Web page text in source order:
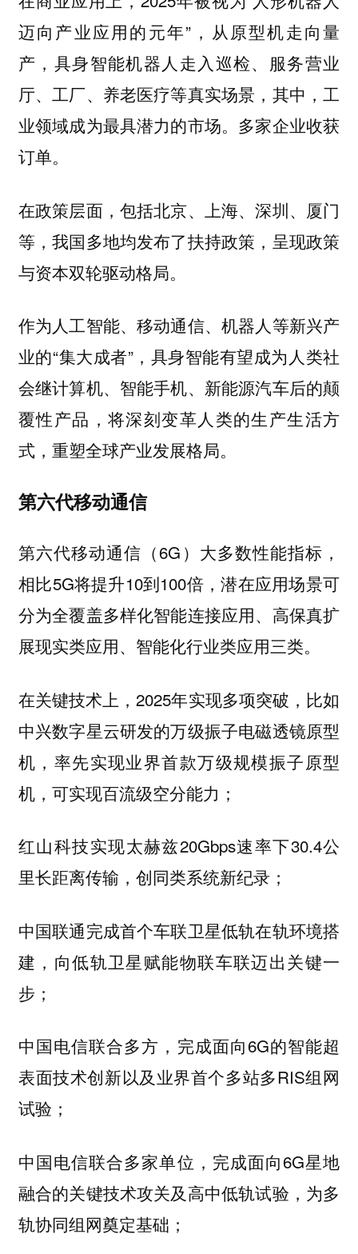
迈向产业应用的元年”，从原型机走向量
产，具身智能机器人走入巡检、服务营业
厅、工厂、养老医疗等真实场景，其中，工
业领域成为最具潜力的市场。多家企业收获
订单。
在政策层面，包括北京、上海、深圳、厦门
等，我国多地均发布了扶持政策，呈现政策
与资本双轮驱动格局。
作为人工智能、移动通信、机器人等新兴产
业的“集大成者”， 具身智能有望成为人类社
会继计算机、智能手机、新能源汽车后的颠
覆性产品 ，将深刻变革人类的生产生活方
式，重塑全球产业发展格局。
第六代移动通信
第六代移动通信（6G）大多数性能指标，
相比5G将提升10到100倍，潜在应用场景可
分为全覆盖多样化智能连接应用、高保真扩
展现实类应用、智能化行业类应用三类。
在关键技术上，2025年实现多项突破，比如
中兴数字星云研发的万级振子电磁透镜原型
机，率先实现业界首款万级规模振子原型
机，可实现百流级空分能力；
红山科技实现太赫兹20Gbps速率下30.4公
里长距离传输，创同类系统新纪录；
中国联通完成首个车联卫星低轨在轨环境搭
建，向低轨卫星赋能物联车联迈出关键一
步；
中国电信联合多方，完成面向6G的智能超
表面技术创新以及业界首个多站多RIS组网
试验；
中国电信联合多家单位，完成面向6G星地
融合的关键技术攻关及高中低轨试验，为多
轨协同组网奠定基础；